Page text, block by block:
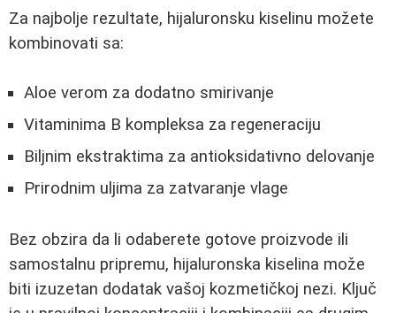
Za najbolje rezultate, hijaluronsku kiselinu možete
kombinovati sa:
Aloe verom za dodatno smirivanje
Vitaminima B kompleksa za regeneraciju
Biljnim ekstraktima za antioksidativno delovanje
Prirodnim uljima za zatvaranje vlage
Bez obzira da li odaberete gotove proizvode ili
samostalnu pripremu, hijaluronska kiselina može
biti izuzetan dodatak vašoj kozmetičkoj nezi. Ključ